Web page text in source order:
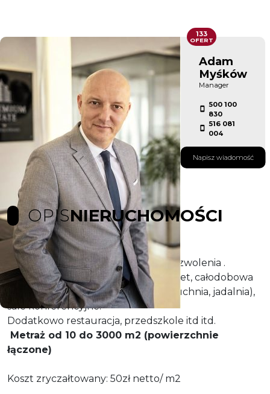
Adam
Myśków
Manager
500 100
830
516 081
004
Napisz wiadomość
133
OFERT
OPISNIERUCHOMOŚCI
Budynek zlokalizowany przy al. Wyzwolenia .
W budynku wszystkie media, internet, całodobowa
ochrona, pomieszczenia socjalne (kuchnia, jadalnia),
sale konferencyjne.
Dodatkowo restauracja, przedszkole itd itd.
Metraż od 10 do 3000 m2 (powierzchnie
łączone)
Koszt zryczałtowany: 50zł netto/ m2